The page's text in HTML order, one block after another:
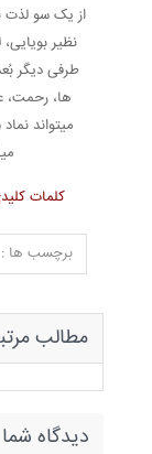
از یک سو لذت
نظیر
طرفی دیگر
ها، رحمت،
میتواند
کلمات
برچسب ها :
مطالب
دیدگاه شما